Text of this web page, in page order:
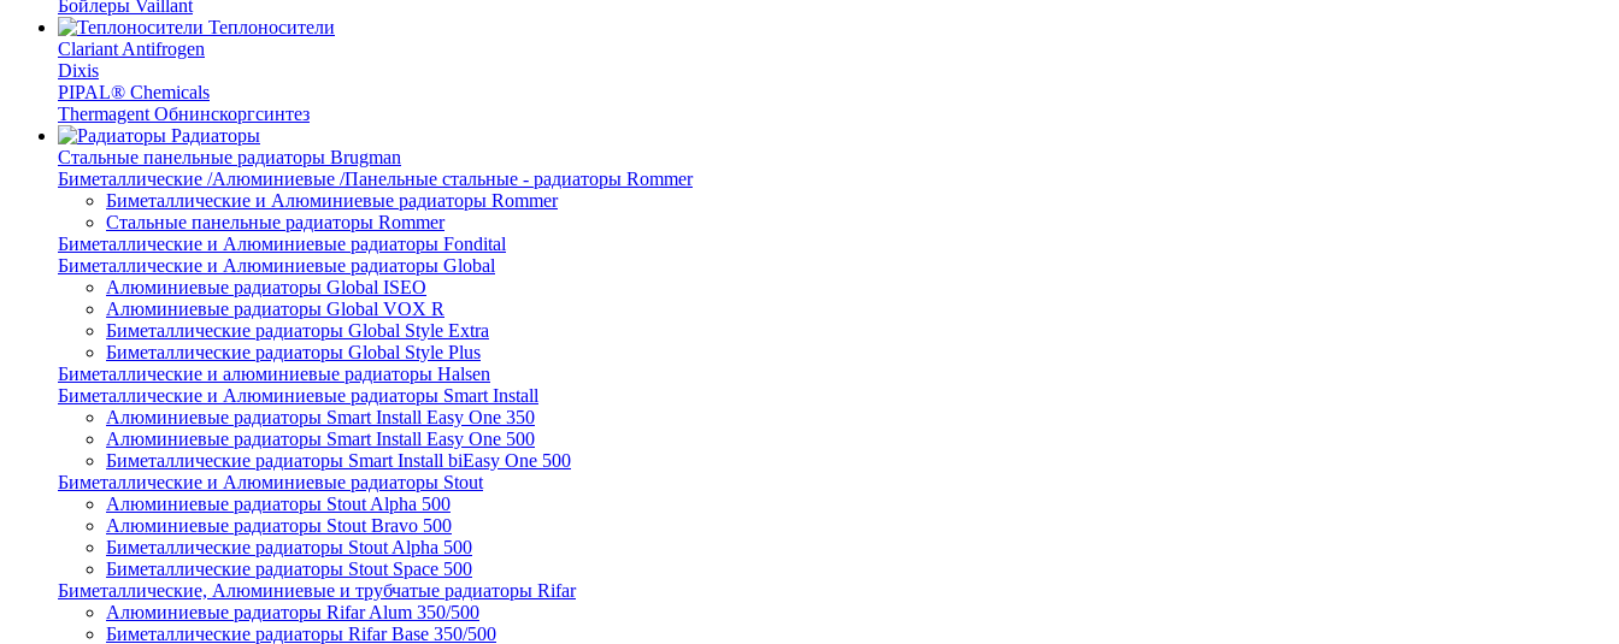
Бойлеры Vaillant
Теплоносители
Clariant Antifrogen
Dixis
PIPAL® Chemicals
Thermagent Обнинскоргсинтез
Радиаторы
Стальные панельные радиаторы Brugman
Биметаллические /Алюминиевые /Панельные стальные - радиаторы Rommer
Биметаллические и Алюминиевые радиаторы Rommer
Стальные панельные радиаторы Rommer
Биметаллические и Алюминиевые радиаторы Fondital
Биметаллические и Алюминиевые радиаторы Global
Алюминиевые радиаторы Global ISEO
Алюминиевые радиаторы Global VOX R
Биметаллические радиаторы Global Style Extra
Биметаллические радиаторы Global Style Plus
Биметаллические и алюминиевые радиаторы Halsen
Биметаллические и Алюминиевые радиаторы Smart Install
Алюминиевые радиаторы Smart Install Easy One 350
Алюминиевые радиаторы Smart Install Easy One 500
Биметаллические радиаторы Smart Install biEasy One 500
Биметаллические и Алюминиевые радиаторы Stout
Алюминиевые радиаторы Stout Alpha 500
Алюминиевые радиаторы Stout Bravo 500
Биметаллические радиаторы Stout Alpha 500
Биметаллические радиаторы Stout Space 500
Биметаллические, Алюминиевые и трубчатые радиаторы Rifar
Алюминиевые радиаторы Rifar Alum 350/500
Биметаллические радиаторы Rifar Base 350/500